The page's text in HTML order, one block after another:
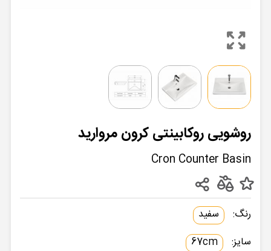
روشویی روکابینتی کرون مروارید
Cron Counter Basin
رنگ:
سفید
سایز:
67cm